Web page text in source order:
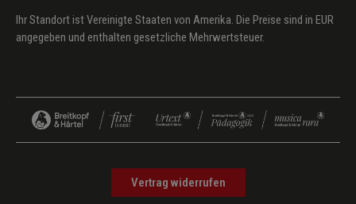
Ihr Standort ist Vereinigte Staaten von Amerika. Die Preise sind in EUR
angegeben und enthalten gesetzliche Mehrwertsteuer.
Vertrag widerrufen